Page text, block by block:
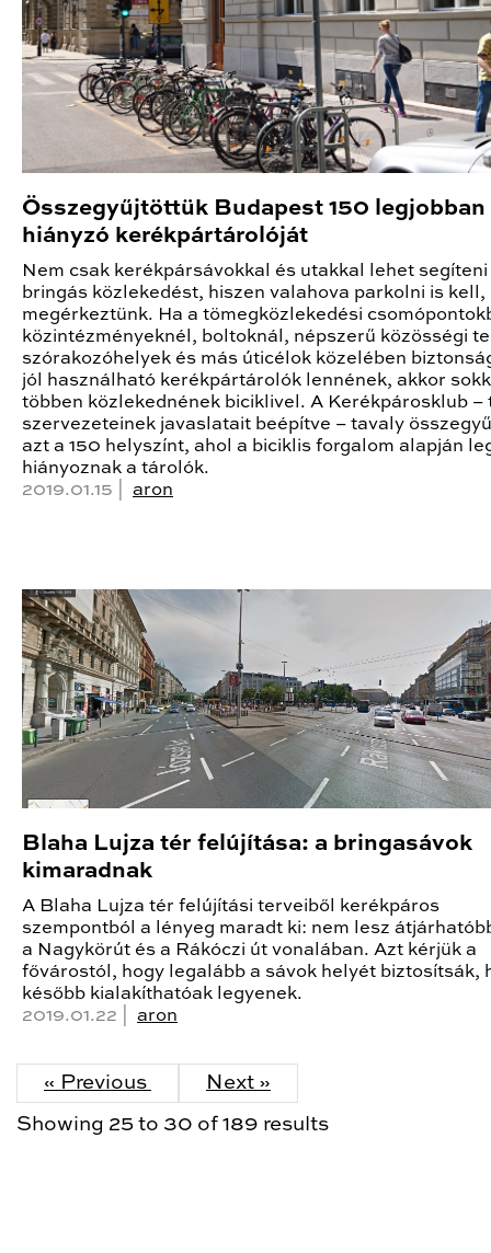
Összegyűjtöttük Budapest 150 legjobban
hiányzó kerékpártárolóját
Nem csak kerékpársávokkal és utakkal lehet segíteni
bringás közlekedést, hiszen valahova parkolni is kell,
megérkeztünk. Ha a tömegközlekedési
közintézményeknél, boltoknál, népszerű közösségi
szórakozóhelyek és más úticélok közelében
jól használható kerékpártárolók lennének, akkor
többen közlekednének biciklivel. A Kerékpárosklub –
szervezeteinek javaslatait beépítve – tavaly
azt a 150 helyszínt, ahol a biciklis forgalom alapján
hiányoznak a tárolók.
2019.01.15 | aron
Blaha Lujza tér felújítása: a bringasávok
kimaradnak
A Blaha Lujza tér felújítási terveiből kerékpáros
szempontból a lényeg maradt ki: nem lesz
a Nagykörút és a Rákóczi út vonalában. Azt kérjük a
fővárostól, hogy legalább a sávok helyét biztosítsák,
később kialakíthatóak legyenek.
2019.01.22 | aron
« Previous Next »
Showing 25 to 30 of 189 results